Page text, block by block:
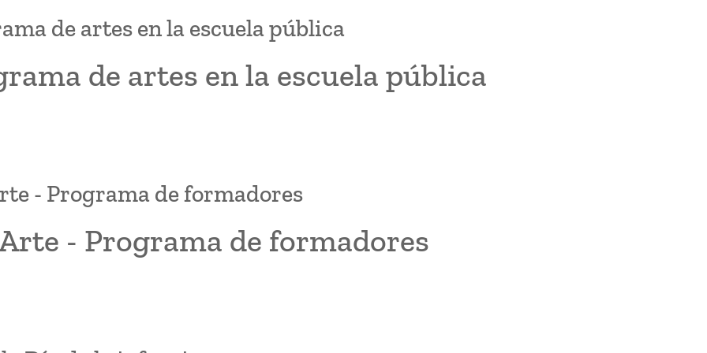
de artes en la escuela pública
de artes en la escuela pública
- Programa de formadores
- Programa de formadores